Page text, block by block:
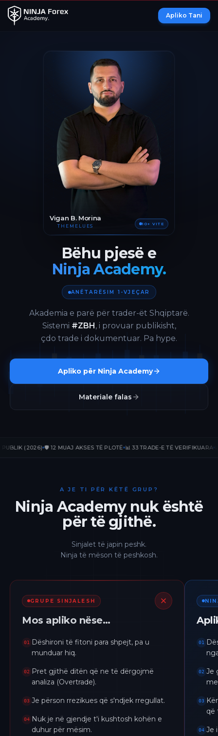
Apliko Tani
Vigan B. Morina
THEMELUES 10+ VITE
Bëhu pjesë e
Ninja Academy.
ANËTARËSIM 1-VJEÇAR
Akademia e parë për trader-ët Shqiptarë.
Sistemi #ZBH, i provuar publikisht,
çdo trade i dokumentuar. Pa hype.
Apliko për Ninja Academy
Materiale falas
(2026) 🛡️ 12 MUAJ AKSES TË PLOTË 📊 33 TRADE-E TË VERIFIKUARA 📈
A JE TI PËR KËTË GRUP?
Ninja Academy nuk është
për të gjithë.
Sinjalet të japin peshk.
Ninja të mëson të peshkosh.
GRUPE SINJALESH
Mos apliko nëse…
01
Dëshironi të fitoni para shpejt, pa u
munduar hiq.
02
Pret gjithë ditën që ne të dërgojmë
analiza (Overtrade).
03 Je përson rrezikues që s'ndjek rregullat.
04 Nuk je në gjendje t'i kushtosh kohën e
duhur për mësim.
01
02 Je
03
që
04 Je